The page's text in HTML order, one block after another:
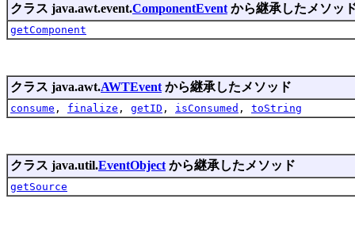
クラス java.awt.event.ComponentEvent から継承したメソッ
getComponent
クラス java.awt.AWTEvent から継承したメソッド
consume , finalize , getID , isConsumed , toString
クラス java.util.EventObject から継承したメソッド
getSource